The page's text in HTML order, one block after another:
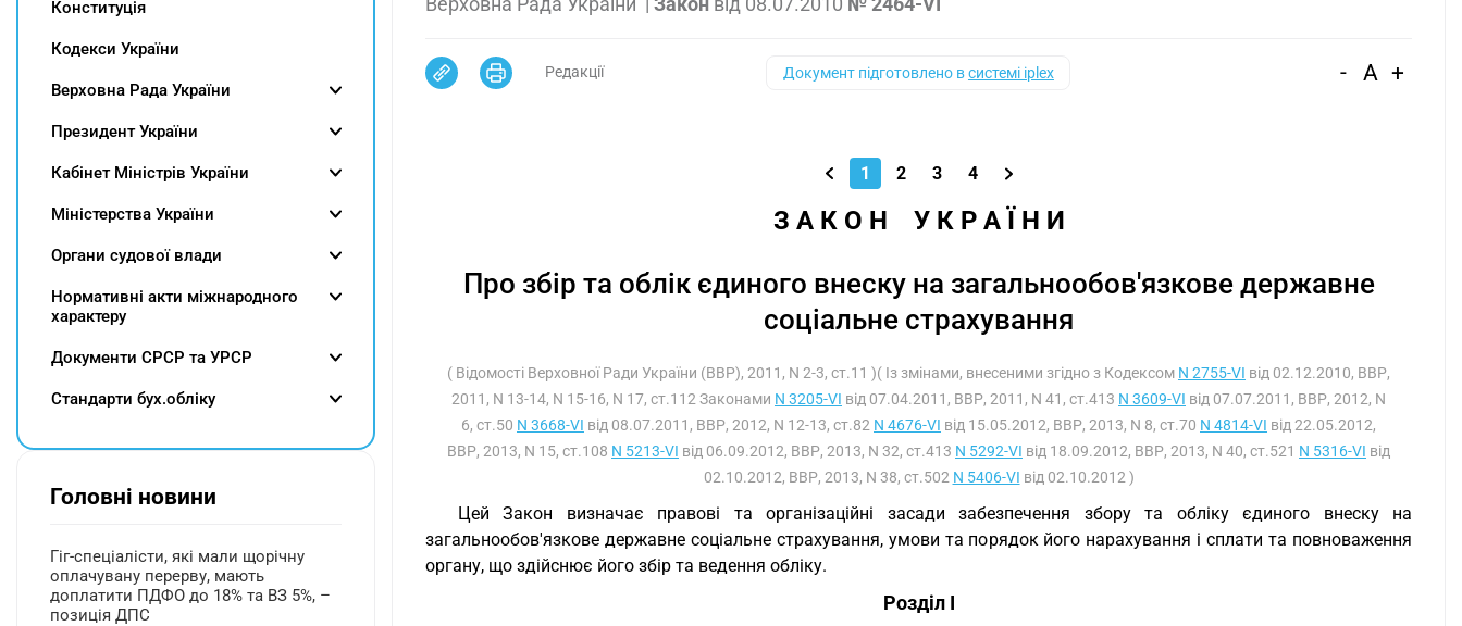
Редакції Документ підготовлено всистемі iplex - A +
1 2 3 4
З А К О Н    У К Р А Ї Н И
Про збір та облік єдиного внеску на загальнообов'язкове державне
соціальне страхування
( Відомості Верховної Ради України (ВВР), 2011, N 2-3, ст.11 )( Із змінами, внесеними згідно з Кодексом N 2755-VI від 02.12.2010, ВВР,
2011, N 13-14, N 15-16, N 17, ст.112 Законами N 3205-VI від 07.04.2011, ВВР, 2011, N 41, ст.413 N 3609-VI від 07.07.2011, ВВР, 2012, N
6, ст.50 N 3668-VI від 08.07.2011, ВВР, 2012, N 12-13, ст.82 N 4676-VI від 15.05.2012, ВВР, 2013, N 8, ст.70 N 4814-VI від 22.05.2012,
ВВР, 2013, N 15, ст.108 N 5213-VI від 06.09.2012, ВВР, 2013, N 32, ст.413 N 5292-VI від 18.09.2012, ВВР, 2013, N 40, ст.521 N 5316-VI від
02.10.2012, ВВР, 2013, N 38, ст.502 N 5406-VI від 02.10.2012 )
Цей Закон визначає правові та організаційні засади забезпечення збору та обліку єдиного внеску на
загальнообов'язкове державне соціальне страхування, умови та порядок його нарахування і сплати та повноваження
органу, що здійснює його збір та ведення обліку.
Розділ I
Конституція
Кодекси України
Верховна Рада України
Президент України
Кабінет Міністрів України
Міністерства України
Органи судової влади
Нормативні акти міжнародного
характеру
Документи СРСР та УРСР
Cтандарти бух.обліку
Головні новини
Гіг-спеціалісти, які мали щорічну
оплачувану перерву, мають
доплатити ПДФО до 18% та ВЗ 5%, –
позиція ДПС